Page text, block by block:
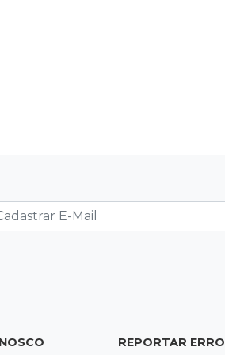
segue em alerta para ventos de até
100 km/h
REPORTAR ERRO